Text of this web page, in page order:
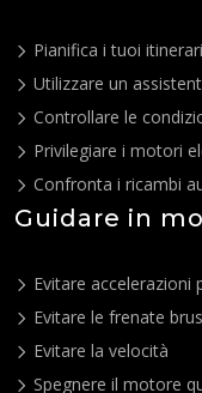
Pianifica i tuoi
Utilizzare un
Controllare le
Privilegiare i motori
Confronta i ricambi
Guidare in
Evitare accelerazioni
Evitare le frenate
Evitare la velocità
Spegnere il motore